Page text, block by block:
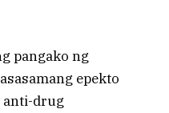
pangako ng
epekto
anti-drug